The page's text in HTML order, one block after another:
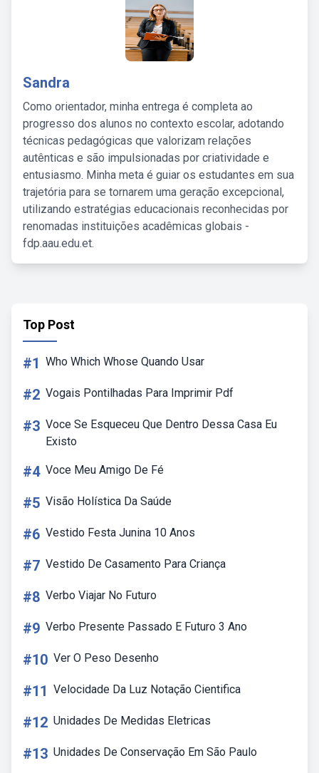
Sandra
Como orientador, minha entrega é completa ao
progresso dos alunos no contexto escolar, adotando
técnicas pedagógicas que valorizam relações
autênticas e são impulsionadas por criatividade e
entusiasmo. Minha meta é guiar os estudantes em sua
trajetória para se tornarem uma geração excepcional,
utilizando estratégias educacionais reconhecidas por
renomadas instituições acadêmicas globais -
fdp.aau.edu.et.
Top Post
#1 Who Which Whose Quando Usar
#2 Vogais Pontilhadas Para Imprimir Pdf
#3 Voce Se Esqueceu Que Dentro Dessa Casa Eu
Existo
#4 Voce Meu Amigo De Fé
#5 Visão Holística Da Saúde
#6 Vestido Festa Junina 10 Anos
#7 Vestido De Casamento Para Criança
#8 Verbo Viajar No Futuro
#9 Verbo Presente Passado E Futuro 3 Ano
#10 Ver O Peso Desenho
#11 Velocidade Da Luz Notação Cientifica
#12 Unidades De Medidas Eletricas
#13 Unidades De Conservação Em São Paulo